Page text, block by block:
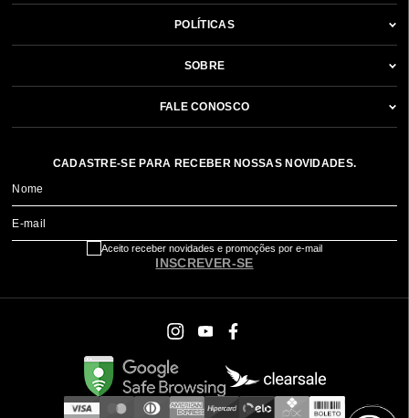
POLÍTICAS
SOBRE
FALE CONOSCO
CADASTRE-SE PARA RECEBER NOSSAS NOVIDADES.
Nome
E-mail
INSCREVER-SE
Aceito receber novidades e promoções por e-mail